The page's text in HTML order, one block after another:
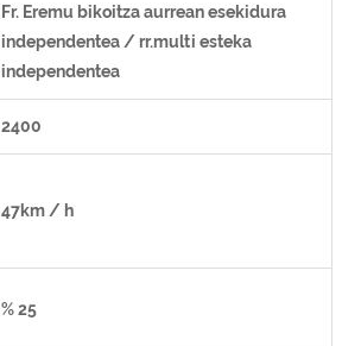
Fr. Eremu bikoitza aurrean esekidura
independentea / rr.multi esteka
independentea
2400
47km / h
% 25